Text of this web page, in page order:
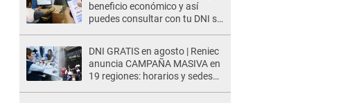
beneficio económico y así
puedes consultar con tu DNI si
DNI GRATIS en agosto | Reniec
anuncia CAMPAÑA MASIVA en
19 regiones: horarios y sedes